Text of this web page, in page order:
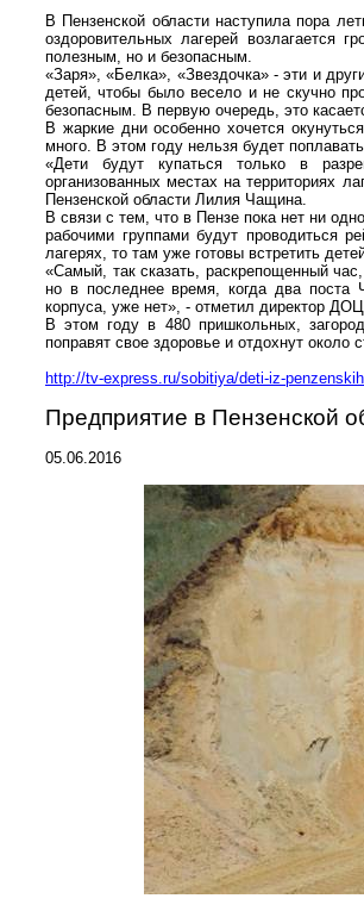
В Пензенской области наступила пора
оздоровительных лагерей возлагается
полезным, но и безопасным.
«Заря», «Белка», «Звездочка» - эти и
детей, чтобы было весело и не скучно
безопасным. В первую очередь, это
В жаркие дни особенно хочется
много. В этом году нельзя будет
«Дети будут купаться только в
организованных местах на территориях
Пензенской области Лилия Чащина.
В связи с тем, что в Пензе пока нет ни
рабочими группами будут проводиться
лагерях, то там уже готовы встретить
«Самый, так сказать, раскрепощенный
но в последнее время, когда два поста
корпуса, уже нет», - отметил директор ДОЦ
В этом году в 480 пришкольных,
поправят свое здоровье и отдохнут около
http://tv-express.ru/sobitiya/deti-iz-
Предприятие в Пензенской
05.06.2016